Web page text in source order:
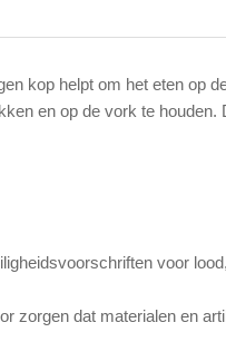
kop helpt om het eten op
en op de vork te houden.
voor
zorgen dat materialen en